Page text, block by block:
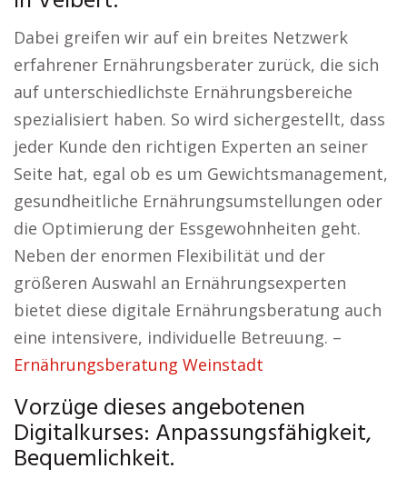
Dabei greifen wir auf ein breites Netzwerk
erfahrener Ernährungsberater zurück, die sich
auf unterschiedlichste Ernährungsbereiche
spezialisiert haben. So wird sichergestellt, dass
jeder Kunde den richtigen Experten an seiner
Seite hat, egal ob es um Gewichtsmanagement,
gesundheitliche Ernährungsumstellungen oder
die Optimierung der Essgewohnheiten geht.
Neben der enormen Flexibilität und der
größeren Auswahl an Ernährungsexperten
bietet diese digitale Ernährungsberatung auch
eine intensivere, individuelle Betreuung. –
Ernährungsberatung Weinstadt
Vorzüge dieses angebotenen
Digitalkurses: Anpassungsfähigkeit,
Bequemlichkeit.